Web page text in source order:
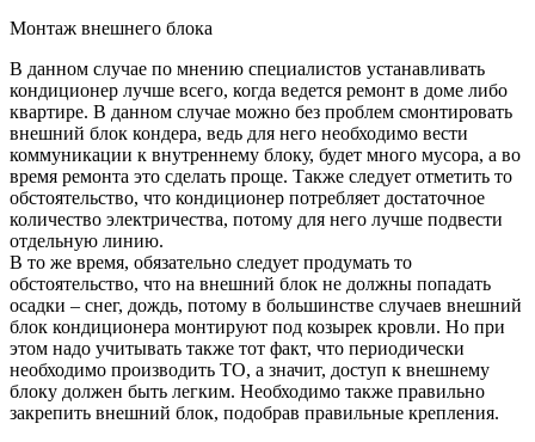
Монтаж внешнего блока
В данном случае по мнению специалистов устанавливать
кондиционер лучше всего, когда ведется ремонт в доме либо
квартире. В данном случае можно без проблем смонтировать
внешний блок кондера, ведь для него необходимо вести
коммуникации к внутреннему блоку, будет много мусора, а во
время ремонта это сделать проще. Также следует отметить то
обстоятельство, что кондиционер потребляет достаточное
количество электричества, потому для него лучше подвести
отдельную линию.
В то же время, обязательно следует продумать то
обстоятельство, что на внешний блок не должны попадать
осадки – снег, дождь, потому в большинстве случаев внешний
блок кондиционера монтируют под козырек кровли. Но при
этом надо учитывать также тот факт, что периодически
необходимо производить ТО, а значит, доступ к внешнему
блоку должен быть легким. Необходимо также правильно
закрепить внешний блок, подобрав правильные крепления.